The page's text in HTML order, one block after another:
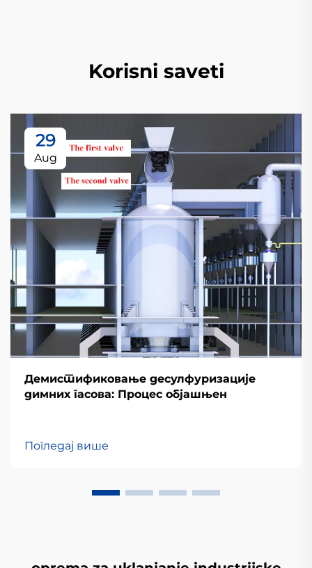
Korisni saveti
29
Aug
Демистификовање десулфуризације
димних гасова: Процес објашњен
Погледај више